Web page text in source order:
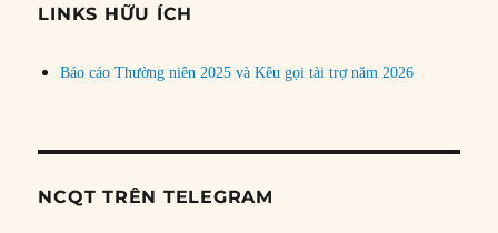
đề
LINKS HỮU ÍCH
Báo cáo Thường niên 2025 và Kêu gọi tài trợ năm 2026
NCQT TRÊN TELEGRAM